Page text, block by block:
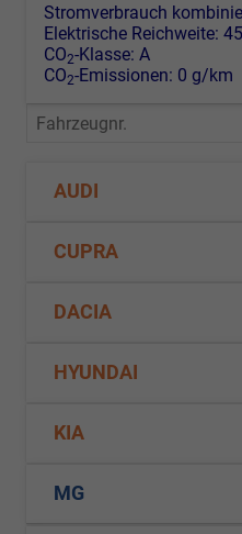
Stromverbrauch
Elektrische Reichweite:
CO2-Klasse: A
CO2-Emissionen: 0 g/km
Fahrzeugnr.
AUDI
CUPRA
DACIA
HYUNDAI
KIA
MG